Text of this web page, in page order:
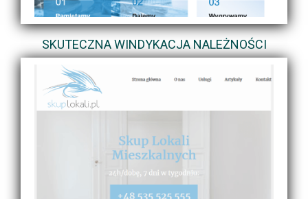
SKUTECZNA WINDYKACJA NALEŻNOŚCI